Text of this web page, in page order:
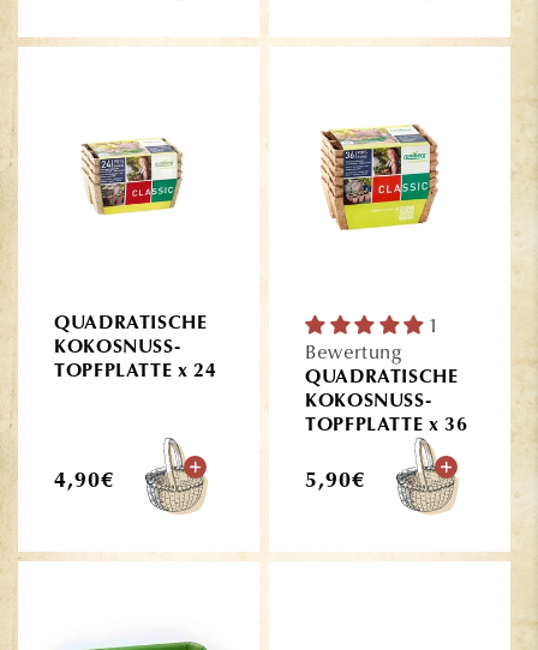
QUADRATISCHE
KOKOSNUSS-
TOPFPLATTE x 24
Normaler
4,90€
1
Bewertung
QUADRATISCHE
KOKOSNUSS-
TOPFPLATTE x 36
Normaler
5,90€